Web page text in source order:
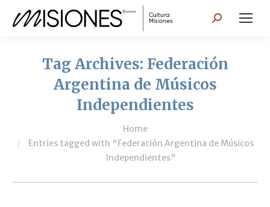
Search:
Tag Archives: Federación
Argentina de Músicos
Independientes
Home
Entries tagged with "Federación Argentina de Músicos
Independientes"